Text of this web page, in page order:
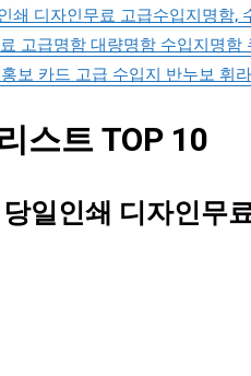
쇄 디자인무료 고급수입지명함,
고급명함 대량명함 수입지명
보 카드 고급 수입지 반누보 휘
스트 TOP 10
일인쇄 디자인무